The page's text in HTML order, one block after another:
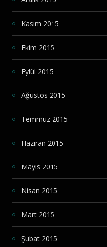
Kasım 2015
Ekim 2015
Eylül 2015
Ağustos 2015
Temmuz 2015
Haziran 2015
Mayıs 2015
Nisan 2015
Mart 2015
Şubat 2015